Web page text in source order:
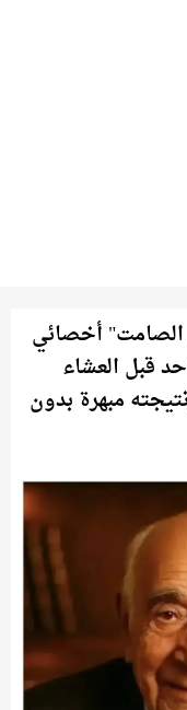
الصامت" أخصائي
قبل العشاء
مبهرة بدون